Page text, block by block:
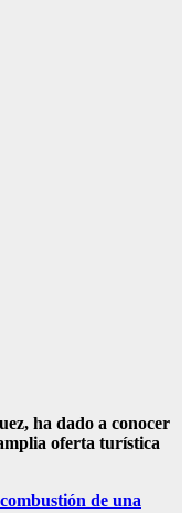
ha dado a conocer
oferta turística
de una